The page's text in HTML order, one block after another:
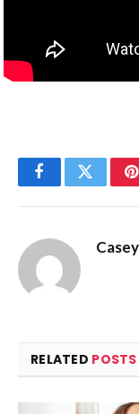
FacebookTwitter
Casey
RELATED POSTS